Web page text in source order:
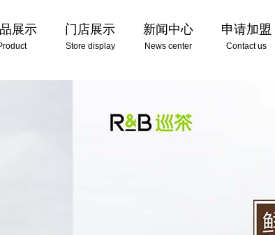
展示 门店展示
Store display
新闻中心
News center
申请加盟
Contact us